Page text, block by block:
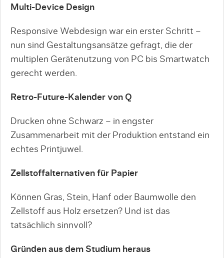
Multi-Device Design
Responsive Webdesign war ein erster Schritt –
nun sind Gestaltungsansätze gefragt, die der
multiplen Gerätenutzung von PC bis Smartwatch
gerecht werden.
Retro-Future-Kalender von Q
Drucken ohne Schwarz – in engster
Zusammenarbeit mit der Produktion entstand ein
echtes Printjuwel.
Zellstoffalternativen für Papier
Können Gras, Stein, Hanf oder Baumwolle den
Zellstoff aus Holz ersetzen? Und ist das
tatsächlich sinnvoll?
Gründen aus dem Studium heraus